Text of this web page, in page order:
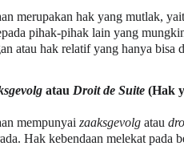
merupakan hak yang mutlak,
pihak-pihak lain yang
atau hak relatif yang hanya bisa
atau Droit de Suite (Hak
mempunyai zaaksgevolg atau
Hak kebendaan melekat pada